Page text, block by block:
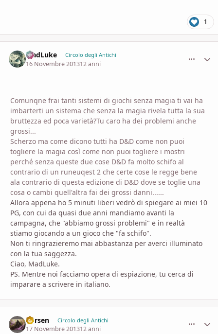
1
MadLuke Circolo degli Antichi
16 Novembre 201312 anni
Comunqne frai tanti sistemi di giochi senza magia ti vai ha
imbarterti un sistema che senza la magia rivela tutta la sua
bruttezza ed poca varietà?Tu caro ha dei problemi anche
grossi...
Scherzo ma come dicono tutti ha D&D come non puoi
togliere la magia così come non puoi togliere i mostri
perché senza queste due cose D&D fa molto schifo al
contrario di un runeuqest 2 che certe cose le regge bene
ala contrario di questa edizione di D&D dove se toglie una
cosa o cambi quell'altra fai dei grossi danni......
Allora appena ho 5 minuti liberi vedrò di spiegare ai miei 10
PG, con cui da quasi due anni mandiamo avanti la
campagna, che "abbiamo grossi problemi" e in realtà
stiamo giocando a un gioco che "fa schifo".
Non ti ringrazieremo mai abbastanza per averci illuminato
con la tua saggezza.
Ciao, MadLuke.
PS. Mentre noi facciamo opera di espiazione, tu cerca di
imparare a scrivere in italiano.
Vorsen Circolo degli Antichi
17 Novembre 201312 anni